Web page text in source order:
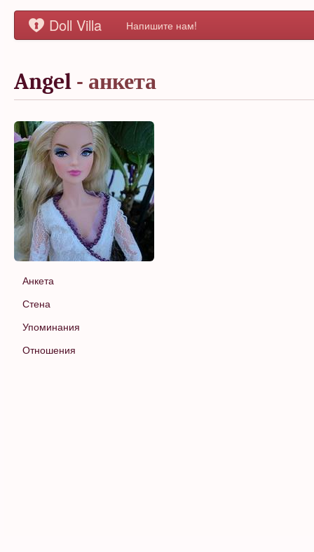
Doll Villa Напишите нам!
Angel - анкета
Анкета
Стена
Упоминания
Отношения